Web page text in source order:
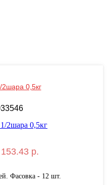
0,5кг
р.
Фасовка - 12 шт.